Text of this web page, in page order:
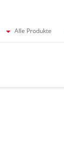
Alle Produkte